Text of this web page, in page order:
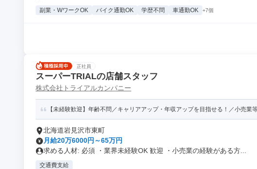
副業・WワークOK バイク通勤OK 学歴不問 車通勤OK +7個
正社員
スーパーTRIALの店舗スタッフ
株式会社トライアルカンパニー
【未経験歓迎】年齢不問／キャリアアップ・年収アップを目指せる！／小売業
北海道岩見沢市東町
月給20万6000円～65万円
求める人材: 必須 ・業界未経験OK 歓迎 ・小売業の経験がある方...
交通費支給